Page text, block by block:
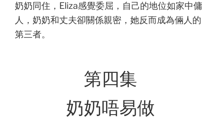
奶奶同住，Eliza感覺委屈，自己的地位如家中傭
人，奶奶和丈夫卻關係親密，她反而成為倆人的
第三者。
第四集
奶奶唔易做